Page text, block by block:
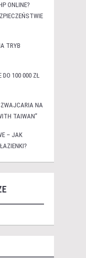
ONLINE?
TRYB
100 000 ZŁ
NA
TAIWAN”
– JAK